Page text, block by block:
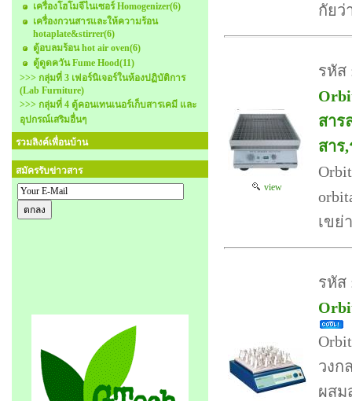
เครื่องโฮโมจีไนเซอร์ Homogenizer(6)
เครื่องกวนสารและให้ความร้อน
hotaplate&stirrer(6)
ตู้อบลมร้อน hot air oven(6)
ตู้ดูดควัน Fume Hood(11)
>>> กลุ่มที่ 3 เฟอร์นิเจอร์ในห้องปฏิบัติการ
(Lab Furniture)
>>> กลุ่มที่ 4 ตู้คอนเทนเนอร์เก็บสารเคมี และ
อุปกรณ์เสริมอื่นๆ
รวมลิงค์เพื่อนบ้าน
สมัครรับข่าวสาร
กัยว่
view
รหัส
สาร
สาร
เขย่
รหัส
วงก
ผสม